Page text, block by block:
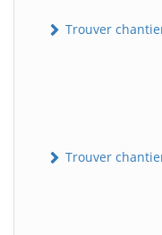
Trouver
Trouver